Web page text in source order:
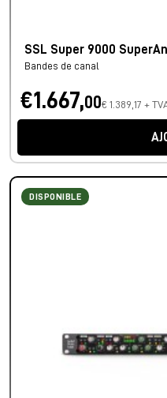
SSL Super 9000
Bandes de canal
€1.667,00€ 1.389,17 +
DISPONIBLE